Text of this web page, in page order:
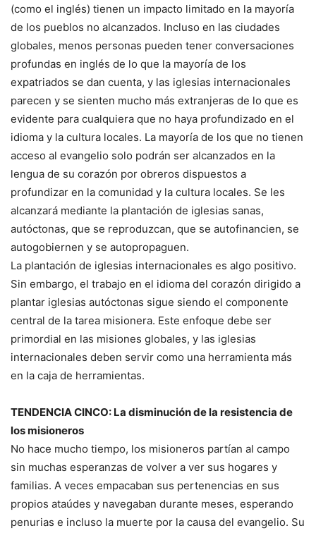
(como el inglés) tienen un impacto limitado en la mayoría
de los pueblos no alcanzados. Incluso en las ciudades
globales, menos personas pueden tener conversaciones
profundas en inglés de lo que la mayoría de los
expatriados se dan cuenta, y las iglesias internacionales
parecen y se sienten mucho más extranjeras de lo que es
evidente para cualquiera que no haya profundizado en el
idioma y la cultura locales. La mayoría de los que no tienen
acceso al evangelio solo podrán ser alcanzados en la
lengua de su corazón por obreros dispuestos a
profundizar en la comunidad y la cultura locales. Se les
alcanzará mediante la plantación de iglesias sanas,
autóctonas, que se reproduzcan, que se autofinancien, se
autogobiernen y se autopropaguen.
La plantación de iglesias internacionales es algo positivo.
Sin embargo, el trabajo en el idioma del corazón dirigido a
plantar iglesias autóctonas sigue siendo el componente
central de la tarea misionera. Este enfoque debe ser
primordial en las misiones globales, y las iglesias
internacionales deben servir como una herramienta más
en la caja de herramientas.
TENDENCIA CINCO: La disminución de la resistencia de
los misioneros
No hace mucho tiempo, los misioneros partían al campo
sin muchas esperanzas de volver a ver sus hogares y
familias. A veces empacaban sus pertenencias en sus
propios ataúdes y navegaban durante meses, esperando
penurias e incluso la muerte por la causa del evangelio. Su